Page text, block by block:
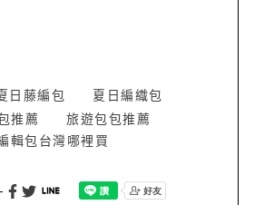
日藤編包
夏日編織包
推薦
旅遊包包推薦
輯包台灣哪裡買